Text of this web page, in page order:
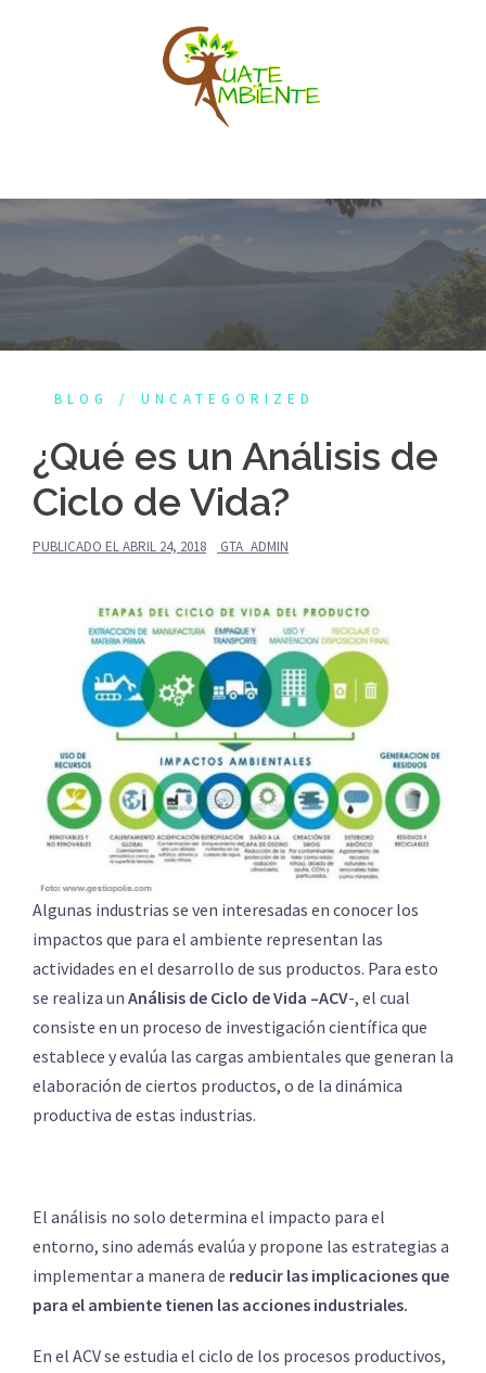
BLOG UNCATEGORIZED
¿Qué es un Análisis de
Ciclo de Vida?
PUBLICADO ELABRIL 24, 2018 GTA_ADMIN
Algunas industrias se ven interesadas en conocer los
impactos que para el ambiente representan las
actividades en el desarrollo de sus productos. Para esto
se realiza un Análisis de Ciclo de Vida –ACV-, el cual
consiste en un proceso de investigación científica que
establece y evalúa las cargas ambientales que generan la
elaboración de ciertos productos, o de la dinámica
productiva de estas industrias.
El análisis no solo determina el impacto para el
entorno, sino además evalúa y propone las estrategias a
implementar a manera de reducir las implicaciones que
para el ambiente tienen las acciones industriales.
En el ACV se estudia el ciclo de los procesos productivos,